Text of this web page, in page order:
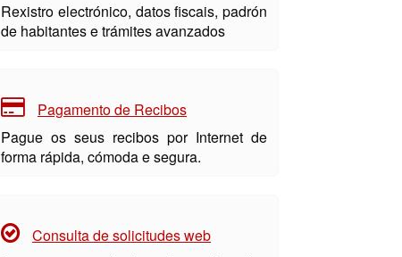
Rexistro electrónico, datos fiscais, padrón
de habitantes e trámites avanzados
Pagamento de Recibos
Pague os seus recibos por Internet de
forma rápida, cómoda e segura.
Consulta de solicitudes web